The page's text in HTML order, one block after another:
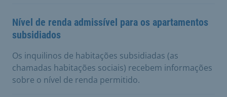
Nível de renda admissível para os apartamentos
subsidiados
Os inquilinos de habitações subsidiadas (as
chamadas habitações sociais) recebem informações
sobre o nível de renda permitido.